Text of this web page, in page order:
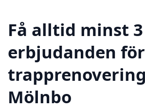
Få alltid minst 3
erbjudanden för
Mölnbo